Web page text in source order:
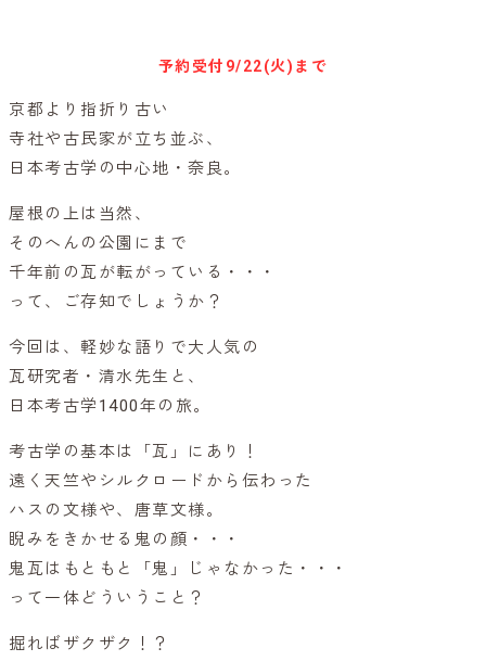
予約受付 9/22(火)まで
京都より指折り古い
寺社や古民家が立ち並ぶ、
日本考古学の中心地・奈良。
屋根の上は当然、
そのへんの公園にまで
千年前の瓦が転がっている・・・
って、ご存知でしょうか？
今回は、軽妙な語りで大人気の
瓦研究者・清水先生と、
日本考古学1400年の旅。
考古学の基本は「瓦」にあり！
遠く天竺やシルクロードから伝わった
ハスの文様や、唐草文様。
睨みをきかせる鬼の顔・・・
鬼瓦はもともと「鬼」じゃなかった・・・
って一体どういうこと？
掘ればザクザク！？